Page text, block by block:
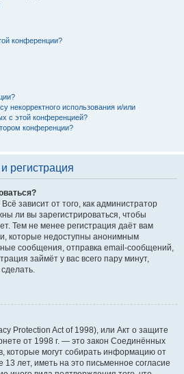
конференции?
некорректного использования и/или
с этой конференцией?
конференции?
регистрация
зависит от того, как администратор
ли вы зарегистрироваться, чтобы
Тем не менее регистрация даёт вам
которые недоступны анонимным
сообщения, отправка email-сообщений,
займёт у вас всего пару минут,
Protection Act of 1998), или Акт о защите
от 1998 г. — это закон Соединённых
которые могут собирать информацию от
лет, иметь на это письменное согласие